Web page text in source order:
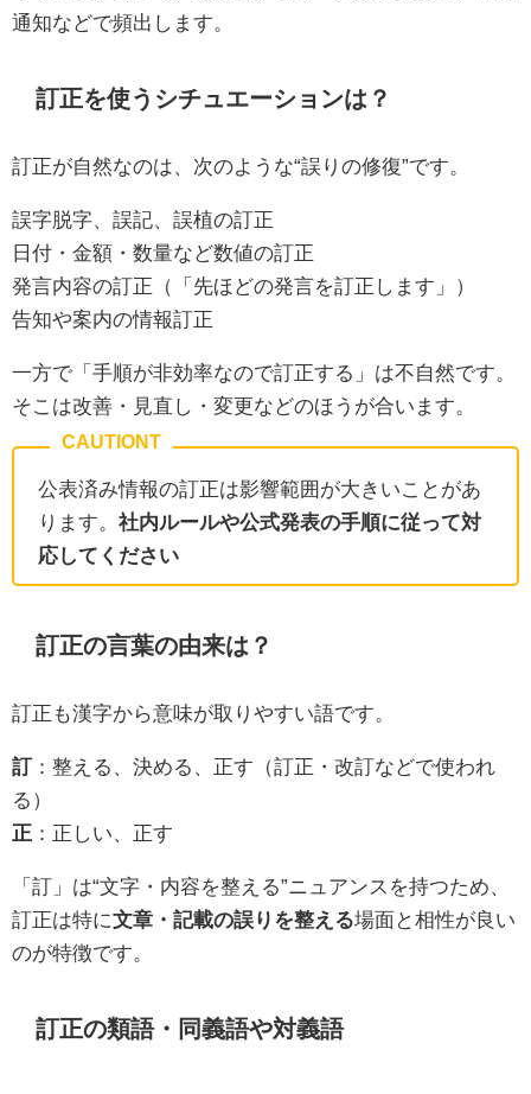
通知などで頻出します。
訂正を使うシチュエーションは？
訂正が自然なのは、次のような“誤りの修復”です。
誤字脱字、誤記、誤植の訂正
日付・金額・数量など数値の訂正
発言内容の訂正（「先ほどの発言を訂正します」）
告知や案内の情報訂正
一方で「手順が非効率なので訂正する」は不自然です。
そこは改善・見直し・変更などのほうが合います。
公表済み情報の訂正は影響範囲が大きいことがあ
ります。 社内ルールや公式発表の手順に従って対
応してください
訂正の言葉の由来は？
訂正も漢字から意味が取りやすい語です。
訂：整える、決める、正す（訂正・改訂などで使われ
る）
正 ：正しい、正す
「訂」は“文字・内容を整える”ニュアンスを持つため、
訂正は特に文章・記載の誤りを整える場面と相性が良い
のが特徴です。
訂正の類語・同義語や対義語